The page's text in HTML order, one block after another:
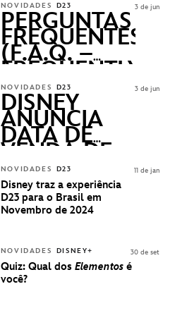
NOVIDADES D23
PERGUNTAS
FREQUENTES
(F.A.Q. –
FREQUENTLY
ASKED
QUESTIONS)
3 de jun
NOVIDADES D23
DISNEY
ANUNCIA
DATA DE
VENDA DE
INGRESSOS
PARA A D23
BRASIL -
UMA
DISNEY
3 de jun
NOVIDADES D23
Disney traz a experiência
D23 para o Brasil em
Novembro de 2024
11 de jan
NOVIDADES DISNEY+
Quiz: Qual dos Elementos é
você?
30 de set